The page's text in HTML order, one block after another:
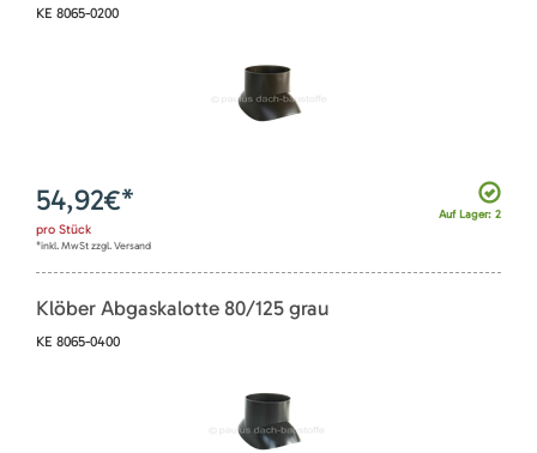
KE 8065-0200
Auf Lager: 2
54,92€*
pro Stück
*inkl. MwSt zzgl. Versand
Klöber Abgaskalotte 80/125 grau
KE 8065-0400